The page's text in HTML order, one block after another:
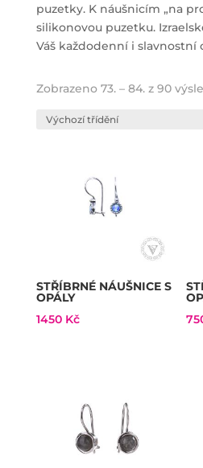
puzetky. K náušnicím „na
silikonovou puzetku.
Váš každodenní i
Zobrazeno 73. – 84. z 90
STŘÍBRNÉ NÁUŠNICE S
OPÁLY
1450 Kč